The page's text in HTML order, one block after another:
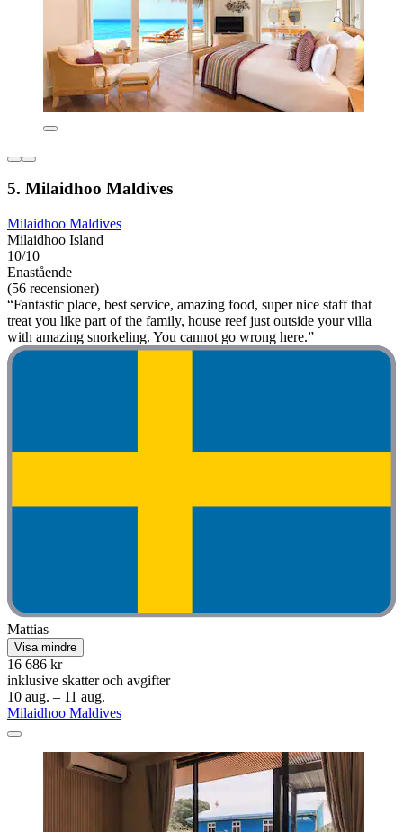
5. Milaidhoo Maldives
Milaidhoo Maldives
Milaidhoo Island
10/10
Enastående
(56 recensioner)
“Fantastic place, best service, amazing food, super nice staff that
treat you like part of the family, house reef just outside your villa
with amazing snorkeling. You cannot go wrong here.”
Mattias
Visa mindre
16 686 kr
inklusive skatter och avgifter
10 aug. – 11 aug.
Milaidhoo Maldives